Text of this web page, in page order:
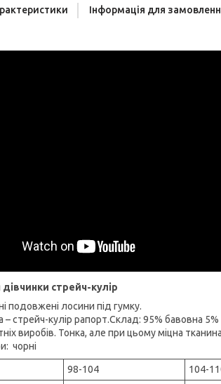
Інформація для
стрейч-кулір
подовжені лосини під гумку.
– стрейч-кулір рапорт.Склад: 95% бавовна
виробів. Тонка, але при цьому міцна
чорні
98-104 104-